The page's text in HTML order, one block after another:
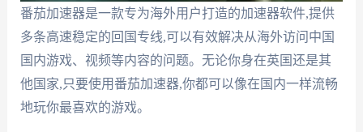
番茄加速器是一款专为海外用户打造的加速器软件,提供
多条高速稳定的回国专线,可以有效解决从海外访问中国
国内游戏、视频等内容的问题。无论你身在英国还是其
他国家,只要使用番茄加速器,你都可以像在国内一样流畅
地玩你最喜欢的游戏。